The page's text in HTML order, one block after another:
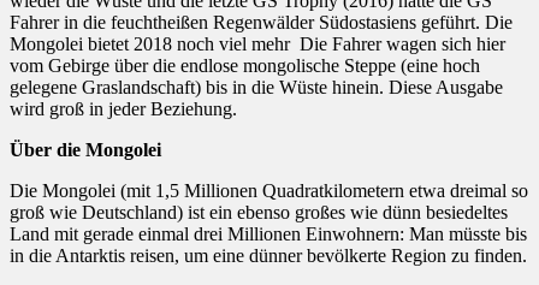
Fahrer in die feuchtheißen Regenwälder Südostasiens geführt. Die
Mongolei bietet 2018 noch viel mehr Die Fahrer wagen sich hier
vom Gebirge über die endlose mongolische Steppe (eine hoch
gelegene Graslandschaft) bis in die Wüste hinein. Diese Ausgabe
wird groß in jeder Beziehung.
Über die Mongolei
Die Mongolei (mit 1,5 Millionen Quadratkilometern etwa dreimal so
groß wie Deutschland) ist ein ebenso großes wie dünn besiedeltes
Land mit gerade einmal drei Millionen Einwohnern: Man müsste bis
in die Antarktis reisen, um eine dünner bevölkerte Region zu finden.